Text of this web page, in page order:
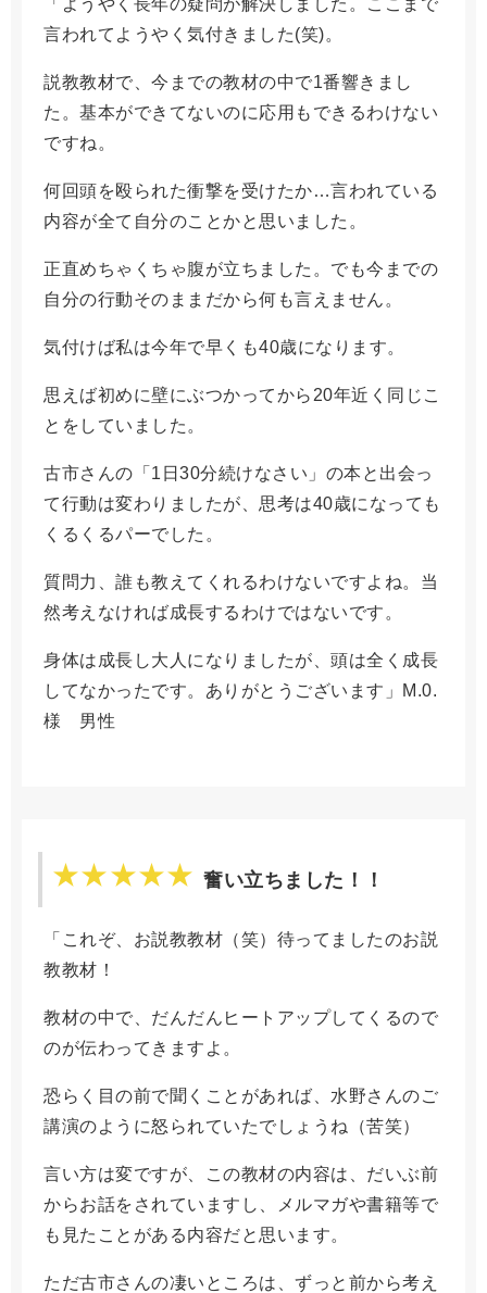
言われてようやく気付きました(笑)。
説教教材で、今までの教材の中で1番響きまし
た。基本ができてないのに応用もできるわけない
ですね。
何回頭を殴られた衝撃を受けたか…言われている
内容が全て自分のことかと思いました。
正直めちゃくちゃ腹が立ちました。でも今までの
自分の行動そのままだから何も言えません。
気付けば私は今年で早くも40歳になります。
思えば初めに壁にぶつかってから20年近く同じこ
とをしていました。
古市さんの「1日30分続けなさい」の本と出会っ
て行動は変わりましたが、思考は40歳になっても
くるくるパーでした。
質問力、誰も教えてくれるわけないですよね。当
然考えなければ成長するわけではないです。
身体は成長し大人になりましたが、頭は全く成長
してなかったです。ありがとうございます」M.0.
様 男性
奮い立ちました！！
「これぞ、お説教教材（笑）待ってましたのお説
教教材！
教材の中で、だんだんヒートアップしてくるので
のが伝わってきますよ。
恐らく目の前で聞くことがあれば、水野さんのご
講演のように怒られていたでしょうね（苦笑）
言い方は変ですが、この教材の内容は、だいぶ前
からお話をされていますし、メルマガや書籍等で
も見たことがある内容だと思います。
ただ古市さんの凄いところは、ずっと前から考え